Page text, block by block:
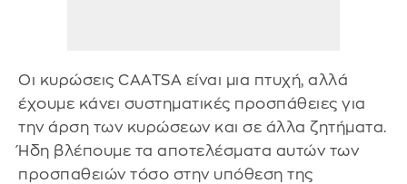
Οι κυρώσεις CAATSA είναι μια πτυχή, αλλά
έχουμε κάνει συστηματικές προσπάθειες για
την άρση των κυρώσεων και σε άλλα ζητήματα.
Ήδη βλέπουμε τα αποτελέσματα αυτών των
προσπαθειών τόσο στην υπόθεση της